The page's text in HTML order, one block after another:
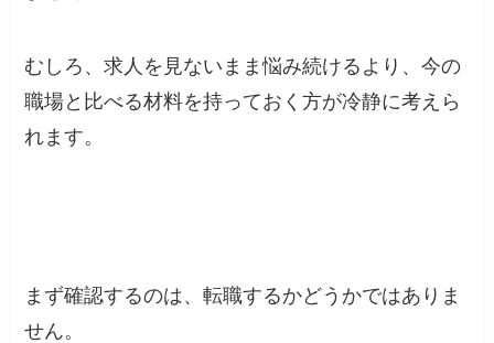
むしろ、求人を見ないまま悩み続けるより、今の
職場と比べる材料を持っておく方が冷静に考えら
れます。
まず確認するのは、転職するかどうかではありま
せん。